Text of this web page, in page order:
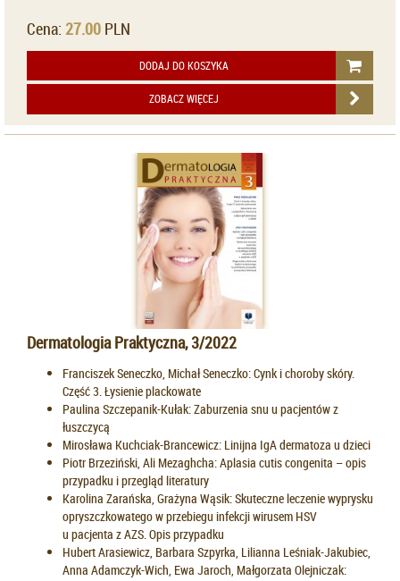
Cena: 27.00 PLN
DODAJ DO KOSZYKA
ZOBACZ WIĘCEJ
Dermatologia Praktyczna, 3/2022
Franciszek Seneczko, Michał Seneczko: Cynk i choroby skóry.
Część 3. Łysienie plackowate
Paulina Szczepanik-Kułak: Zaburzenia snu u pacjentów z
łuszczycą
Mirosława Kuchciak-Brancewicz: Linijna IgA dermatoza u dzieci
Piotr Brzeziński, Ali Mezaghcha: Aplasia cutis congenita – opis
przypadku i przegląd literatury
Karolina Zarańska, Grażyna Wąsik: Skuteczne leczenie wyprysku
opryszczkowatego w przebiegu infekcji wirusem HSV
u pacjenta z AZS. Opis przypadku
Hubert Arasiewicz, Barbara Szpyrka, Lilianna Leśniak-Jakubiec,
Anna Adamczyk-Wich, Ewa Jaroch, Małgorzata Olejniczak: